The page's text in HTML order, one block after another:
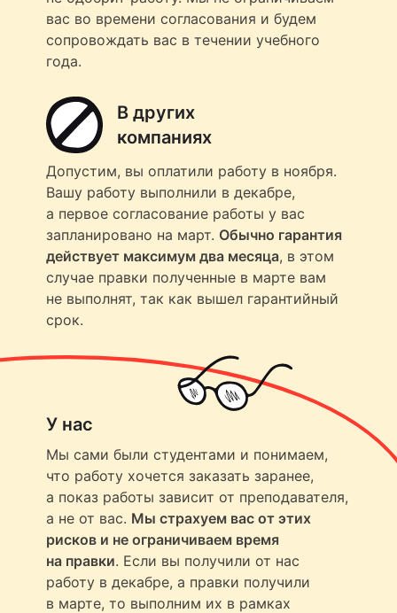
вас во времени согласования и будем
сопровождать вас в течении учебного
года.
В других
компаниях
Допустим, вы оплатили работу в ноября.
Вашу работу выполнили в декабре,
а первое согласование работы у вас
запланировано на март. Обычно гарантия
действует максимум два месяца, в этом
случае правки полученные в марте вам
не выполнят, так как вышел гарантийный
срок.
У нас
Мы сами были студентами и понимаем,
что работу хочется заказать заранее,
а показ работы зависит от преподавателя,
а не от вас. Мы страхуем вас от этих
рисков и не ограничиваем время
на правки. Если вы получили от нас
работу в декабре, а правки получили
в марте, то выполним их в рамках